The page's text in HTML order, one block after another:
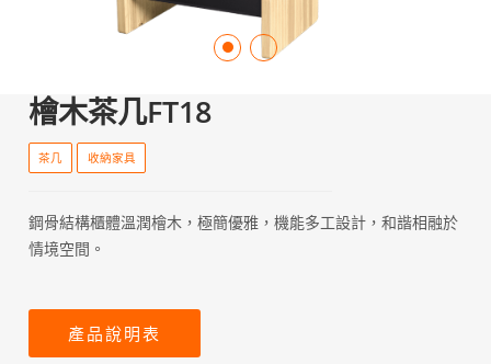
檜木茶几FT18
茶几 收納家具
鋼骨結構櫃體溫潤檜木，極簡優雅，機能多工設計，和諧相融於
情境空間。
產品說明表